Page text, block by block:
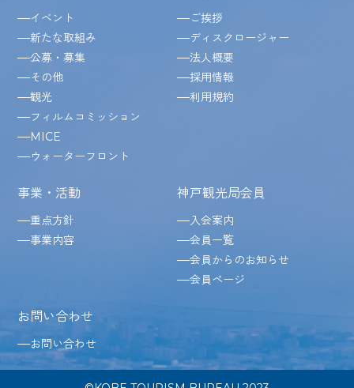
イベント
新たな取組み
公募・募集
その他
観光
フィルムコミッション
MICE
ウォーターフロント
ご挨拶
ディスクロージャー
法人概要
採用情報
利用規約
事業・活動
重点方針
事業内容
神戸観光局会員
入会案内
会員一覧
会員からのお知らせ
会員ページ
お問い合わせ
お問い合わせ